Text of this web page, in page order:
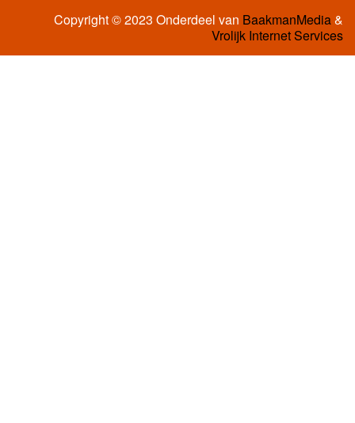
Copyright © 2023 Onderdeel van BaakmanMedia&
Vrolijk Internet Services